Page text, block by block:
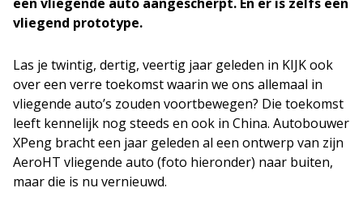
vliegend prototype.
Las je twintig, dertig, veertig jaar geleden in KIJK ook
over een verre toekomst waarin we ons allemaal in
vliegende auto’s zouden voortbewegen? Die toekomst
leeft kennelijk nog steeds en ook in China. Autobouwer
XPeng bracht een jaar geleden al een ontwerp van zijn
AeroHT vliegende auto (foto hieronder) naar buiten,
maar die is nu vernieuwd.